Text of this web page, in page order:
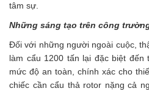
tâm sự.
Những sáng tạo trên công
Đối với những người ngoài cuộc,
làm cẩu 1200 tấn lại đặc biệt đến
mức độ an toàn, chính xác cho
chiếc cần cẩu thả rotor nặng cả